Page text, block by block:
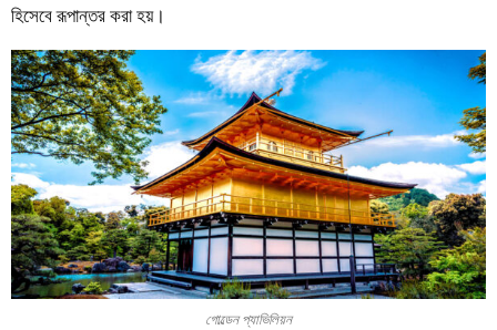
হিসেবে রূপান্তর করা হয়।
গোল্ডেন প্যাভিলিয়ন